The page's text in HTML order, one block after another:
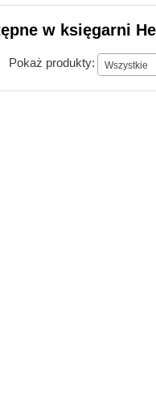
w księgarni
Pokaż produkty: Wszystkie